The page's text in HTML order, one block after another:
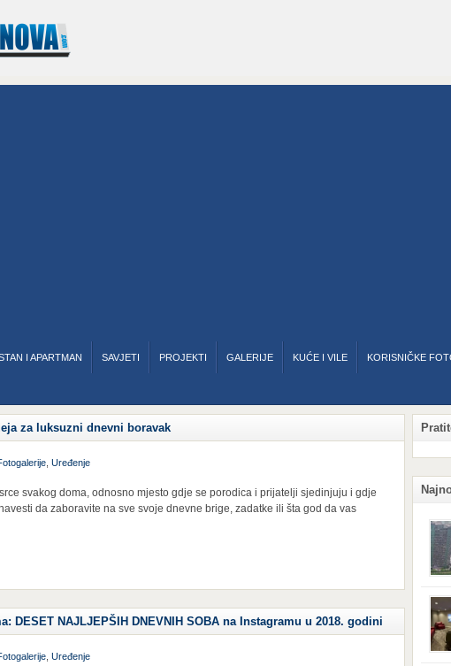
I APARTMAN SAVJETI PROJEKTI GALERIJE KUĆE I VILE KORISNIČKE
za luksuzni dnevni boravak
Uređenje
svakog doma, odnosno mjesto gdje se porodica i prijatelji sjedinjuju i gdje
da zaboravite na sve svoje dnevne brige, zadatke ili šta god da vas
DESET NAJLJEPŠIH DNEVNIH SOBA na Instagramu u 2018. godini
Uređenje